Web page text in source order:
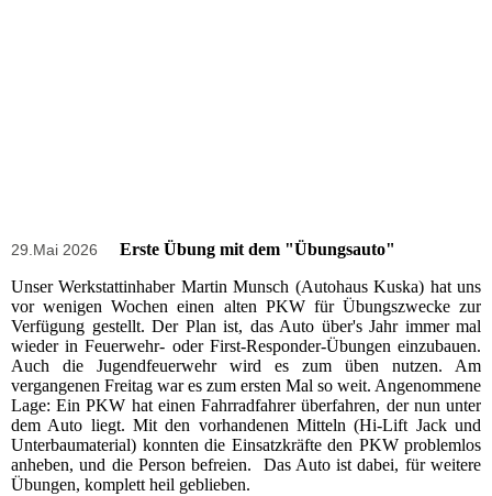
29.Mai 2026
Erste Übung mit dem "Übungsauto"
Unser Werkstattinhaber Martin Munsch (Autohaus Kuska) hat uns
vor wenigen Wochen einen alten PKW für Übungszwecke zur
Verfügung gestellt. Der Plan ist, das Auto über's Jahr immer mal
wieder in Feuerwehr- oder First-Responder-Übungen einzubauen.
Auch die Jugendfeuerwehr wird es zum üben nutzen. Am
vergangenen Freitag war es zum ersten Mal so weit. Angenommene
Lage: Ein PKW hat einen Fahrradfahrer überfahren, der nun unter
dem Auto liegt. Mit den vorhandenen Mitteln (Hi-Lift Jack und
Unterbaumaterial) konnten die Einsatzkräfte den PKW problemlos
anheben, und die Person befreien. Das Auto ist dabei, für weitere
Übungen, komplett heil geblieben.